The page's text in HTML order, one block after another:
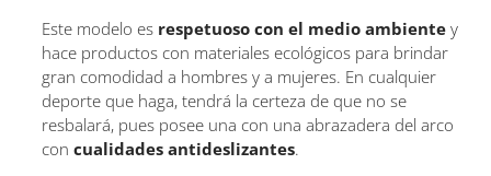
Este modelo es respetuoso con el medio ambientey
hace productos con materiales ecológicos para brindar
gran comodidad a hombres y a mujeres. En cualquier
deporte que haga, tendrá la certeza de que no se
resbalará, pues posee una con una abrazadera del arco
con cualidades antideslizantes.